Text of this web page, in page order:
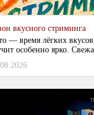
вкусного стриминга
— время лёгких
особенно ярко.